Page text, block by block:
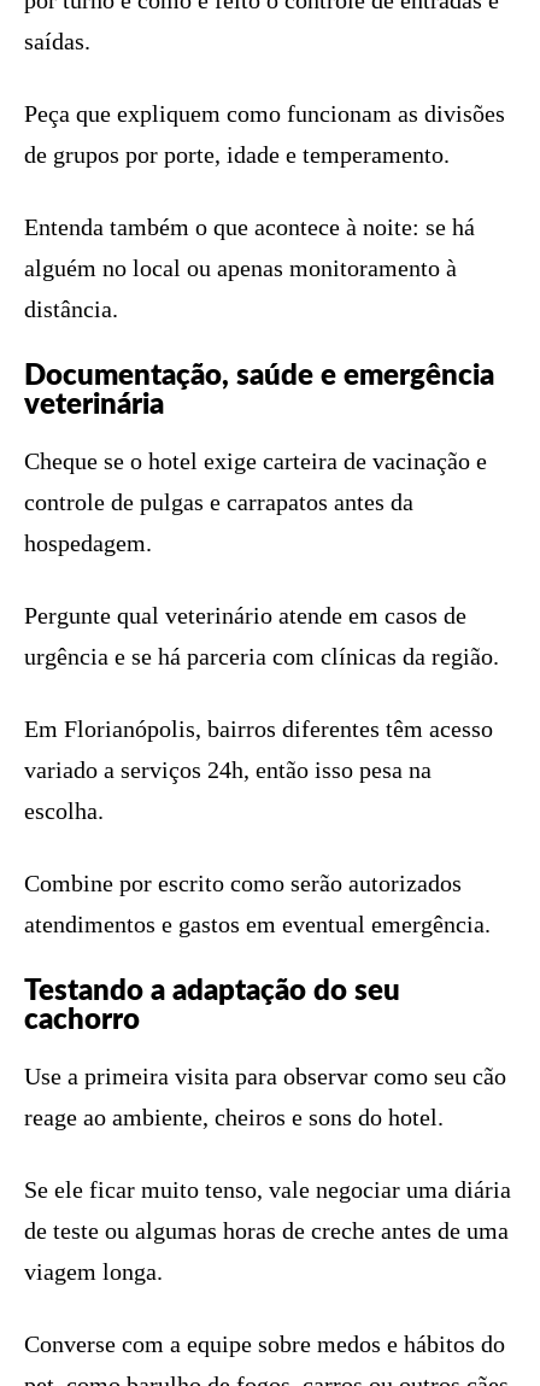
saídas.
Peça que expliquem como funcionam as divisões
de grupos por porte, idade e temperamento.
Entenda também o que acontece à noite: se há
alguém no local ou apenas monitoramento à
distância.
Documentação, saúde e emergência
veterinária
Cheque se o hotel exige carteira de vacinação e
controle de pulgas e carrapatos antes da
hospedagem.
Pergunte qual veterinário atende em casos de
urgência e se há parceria com clínicas da região.
Em Florianópolis, bairros diferentes têm acesso
variado a serviços 24h, então isso pesa na
escolha.
Combine por escrito como serão autorizados
atendimentos e gastos em eventual emergência.
Testando a adaptação do seu
cachorro
Use a primeira visita para observar como seu cão
reage ao ambiente, cheiros e sons do hotel.
Se ele ficar muito tenso, vale negociar uma diária
de teste ou algumas horas de creche antes de uma
viagem longa.
Converse com a equipe sobre medos e hábitos do